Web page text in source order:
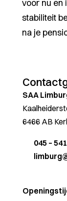
voor nu en
stabiliteit
na je
SAA
6466 AB
045 –